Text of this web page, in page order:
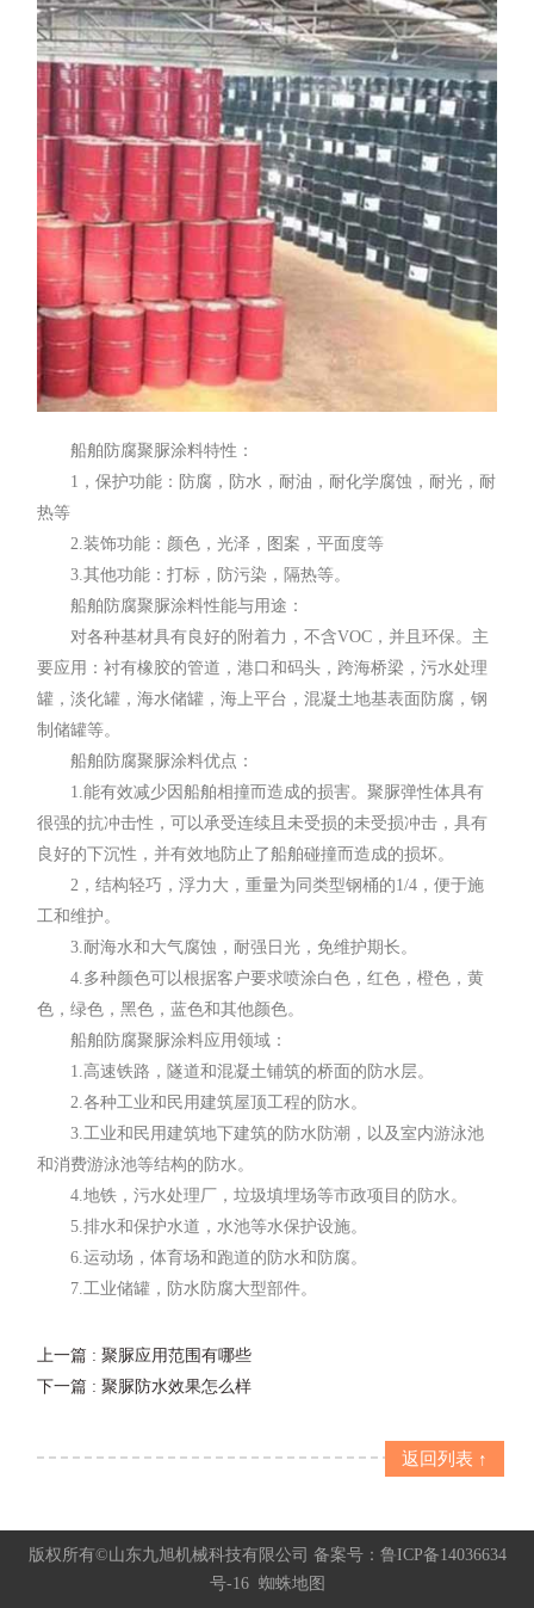
船舶防腐聚脲涂料特性：
1，保护功能：防腐，防水，耐油，耐化学腐蚀，耐光，耐
热等
2.装饰功能：颜色，光泽，图案，平面度等
3.其他功能：打标，防污染，隔热等。
船舶防腐聚脲涂料性能与用途：
对各种基材具有良好的附着力，不含VOC，并且环保。主
要应用：衬有橡胶的管道，港口和码头，跨海桥梁，污水处理
罐，淡化罐，海水储罐，海上平台，混凝土地基表面防腐，钢
制储罐等。
船舶防腐聚脲涂料优点：
1.能有效减少因船舶相撞而造成的损害。聚脲弹性体具有
很强的抗冲击性，可以承受连续且未受损的未受损冲击，具有
良好的下沉性，并有效地防止了船舶碰撞而造成的损坏。
2，结构轻巧，浮力大，重量为同类型钢桶的1/4，便于施
工和维护。
3.耐海水和大气腐蚀，耐强日光，免维护期长。
4.多种颜色可以根据客户要求喷涂白色，红色，橙色，黄
色，绿色，黑色，蓝色和其他颜色。
船舶防腐聚脲涂料应用领域：
1.高速铁路，隧道和混凝土铺筑的桥面的防水层。
2.各种工业和民用建筑屋顶工程的防水。
3.工业和民用建筑地下建筑的防水防潮，以及室内游泳池
和消费游泳池等结构的防水。
4.地铁，污水处理厂，垃圾填埋场等市政项目的防水。
5.排水和保护水道，水池等水保护设施。
6.运动场，体育场和跑道的防水和防腐。
7.工业储罐，防水防腐大型部件。
上一篇 : 聚脲应用范围有哪些
下一篇 : 聚脲防水效果怎么样
返回列表 ↑
版权所有©山东九旭机械科技有限公司 备案号： 鲁ICP备14036634
号-16 蜘蛛地图